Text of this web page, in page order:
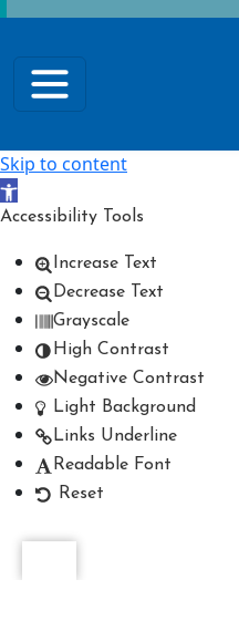
Skip to content
Open toolbar
Accessibility Tools
Increase Text
Decrease Text
Grayscale
High Contrast
Negative Contrast
Light Background
Links Underline
Readable Font
Reset